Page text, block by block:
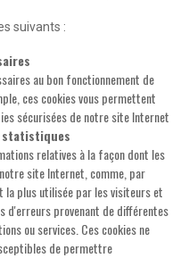
suivants :
au bon fonctionnement de
ces cookies vous permettent
sécurisées de notre site Internet
statistiques
relatives à la façon dont les
site Internet, comme, par
la plus utilisée par les visiteurs et
d'erreurs provenant de différentes
ou services. Ces cookies ne
de permettre